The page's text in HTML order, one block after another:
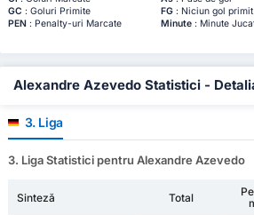
GC : Goluri Primite FG: Niciun gol primit
PEN: Penalty-uri Marcate Minute: Minute
Alexandre Azevedo Statistici -
3. Liga
3. Liga Statistici pentru Alexandre Azevedo
Sinteză Total